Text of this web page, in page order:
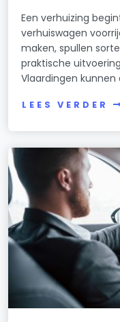
Een verhuizing
verhuiswagen
maken, spullen
praktische
Vlaardingen
LEES VERDER